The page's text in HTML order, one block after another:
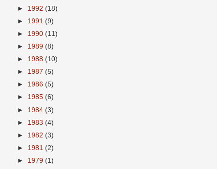
► 1992 (18)
► 1991 (9)
► 1990 (11)
► 1989 (8)
► 1988 (10)
► 1987 (5)
► 1986 (5)
► 1985 (6)
► 1984 (3)
► 1983 (4)
► 1982 (3)
► 1981 (2)
► 1979 (1)